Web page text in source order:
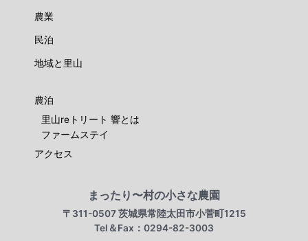
農業
民泊
地域と里山
農泊
里山reトリート 響とは
ファームステイ
アクセス
まったり〜村の小さな農園
〒311-0507 茨城県常陸太田市小菅町1215
Tel＆Fax：0294-82-3003